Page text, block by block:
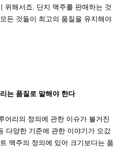
위해서죠. 단지 맥주를 판매하는 것
든 것들이 최고의 품질을 유지해야
는 품질로 말해야 한다
어리의 정의에 관한 이슈가 불거진
다양한 기준에 관한 이야기가 오갔
맥주의 정의에 있어 크기보다는 품